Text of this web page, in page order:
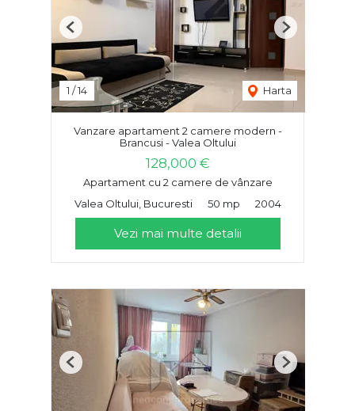
1 /14 Harta
Previous Next
Vanzare apartament 2 camere modern -
Brancusi - Valea Oltului
128,000 €
Apartament cu 2 camere de vânzare
Valea Oltului, Bucuresti
50 mp 2004
Vezi mai multe detalii
Previous Next